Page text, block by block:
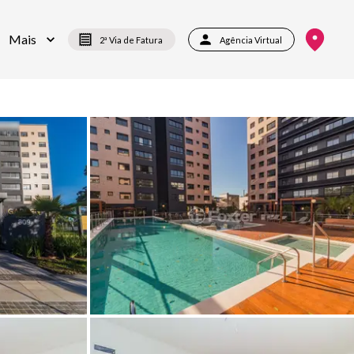
Mais 2ª Via de Fatura Agência Virtual